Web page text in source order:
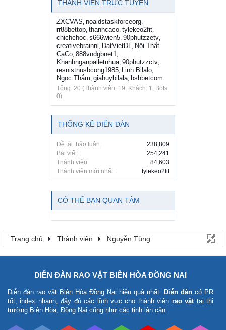
THÀNH VIÊN TRỰC TUYẾN
ZXCVAS, noaidstaskforceorg,
rr88bettop, thanhcaco, tylekeo2fit,
chichchoc, s666wien5, 90phutzzetv,
creativebrainnl , DatVietDL, Nội Thất
CaCo, 888vndgbnet1,
Khanhnganpalletnhua, 90phutzzctv,
resnistnusbcong1985, Linh Bilalo,
Ngọc Thắm, giahuybilala, bshbetcom
Tổng: 20 (Thành viên: 19, Khách: 1, Bots:
0)
THỐNG KÊ DIỄN ĐÀN
Đề tài thảo luận:
238,809
Bài viết:
254,241
Thành viên:
84,603
Thành viên mới nhất:
tylekeo2fit
CÓ THỂ BẠN QUAN TÂM
Trang chủ Thành viên Nguyễn Tùng
DIỄN ĐÀN RAO VẶT BIÊN HÒA ĐỒNG NAI
Diễn đàn rao vặt Biên Hòa Đồng Nai hiệu quả nhất. Diễn đàn có PR
tốt, index nhanh, đầy đủ các lĩnh vực cho thành viên rao vặttại thị
trường Biên Hòa, Đồng Nai cũng như các tỉnh lân cận.